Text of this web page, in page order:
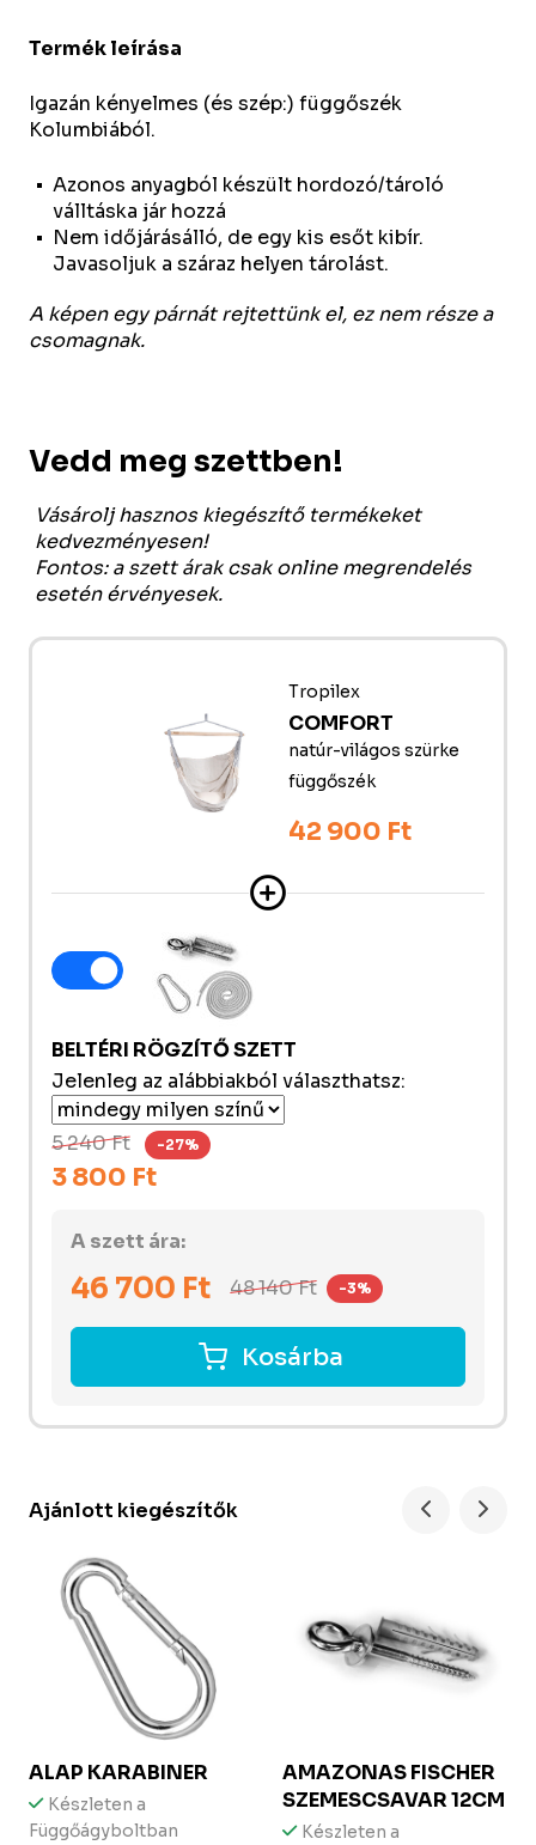
Termék leírása
Igazán kényelmes (és szép:) függőszék
Kolumbiából.
Azonos anyagból készült hordozó/tároló
válltáska jár hozzá
Nem időjárásálló, de egy kis esőt kibír.
Javasoljuk a száraz helyen tárolást.
A képen egy párnát rejtettünk el, ez nem része a
csomagnak.
Vedd meg szettben!
Vásárolj hasznos kiegészítő termékeket
kedvezményesen!
Fontos: a szett árak csak online megrendelés
esetén érvényesek.
Tropilex
COMFORT
natúr-világos szürke
függőszék
42 900 Ft
BELTÉRI RÖGZÍTŐ SZETT
Jelenleg az alábbiakból választhatsz:
5 240 Ft -27%
3 800 Ft
A szett ára:
46 700 Ft 48 140Ft -3%
Kosárba
Ajánlott kiegészítők
ALAP KARABINER
Készleten a
Függőágyboltban
AMAZONAS FISCHER
SZEMESCSAVAR 12CM
Készleten a